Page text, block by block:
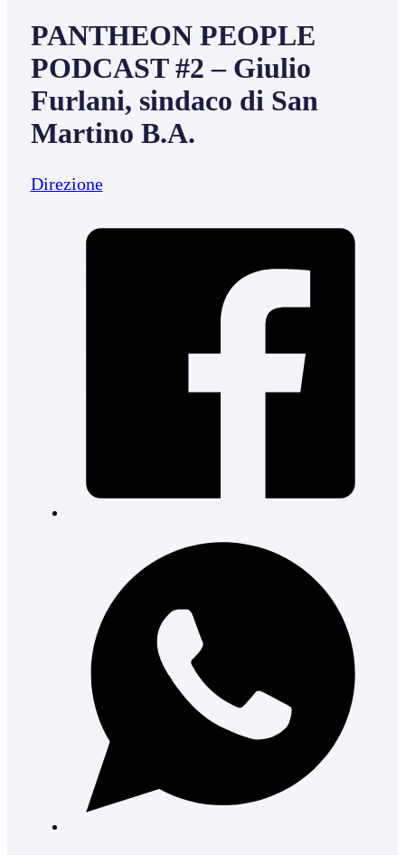
PANTHEON PEOPLE
PODCAST #2 – Giulio
Furlani, sindaco di San
Martino B.A.
Direzione